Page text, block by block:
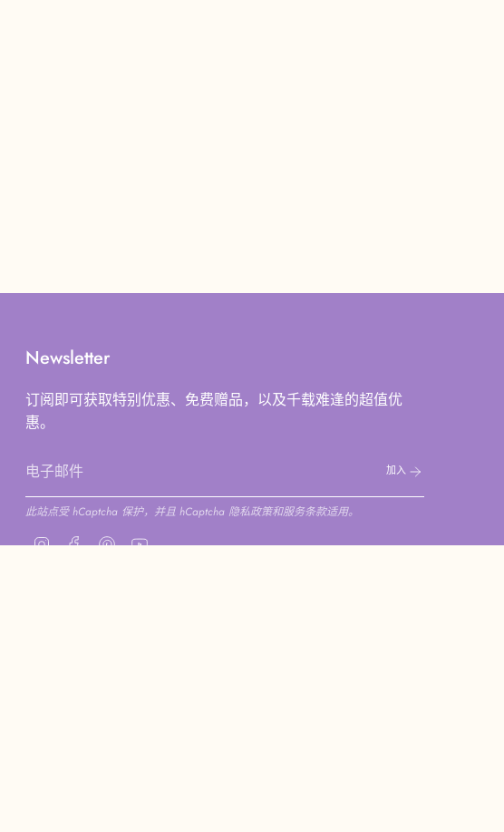
Newsletter
订阅即可获取特别优惠、免费赠品，以及千载难逢的超值优
惠。
加入
此站点受 hCaptcha 保护，并且 hCaptcha 隐私政策和服务条款适用。
InstagramFacebookPinterestYouTube